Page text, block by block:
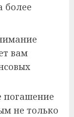
более
вам
погашение
не только